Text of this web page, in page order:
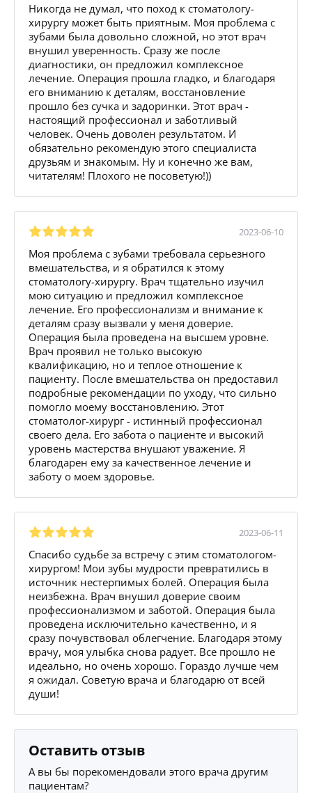
Никогда не думал, что поход к стоматологу-
хирургу может быть приятным. Моя проблема с
зубами была довольно сложной, но этот врач
внушил уверенность. Сразу же после
диагностики, он предложил комплексное
лечение. Операция прошла гладко, и благодаря
его вниманию к деталям, восстановление
прошло без сучка и задоринки. Этот врач -
настоящий профессионал и заботливый
человек. Очень доволен результатом. И
обязательно рекомендую этого специалиста
друзьям и знакомым. Ну и конечно же вам,
читателям! Плохого не посоветую!))
2023-06-10
Моя проблема с зубами требовала серьезного
вмешательства, и я обратился к этому
стоматологу-хирургу. Врач тщательно изучил
мою ситуацию и предложил комплексное
лечение. Его профессионализм и внимание к
деталям сразу вызвали у меня доверие.
Операция была проведена на высшем уровне.
Врач проявил не только высокую
квалификацию, но и теплое отношение к
пациенту. После вмешательства он предоставил
подробные рекомендации по уходу, что сильно
помогло моему восстановлению. Этот
стоматолог-хирург - истинный профессионал
своего дела. Его забота о пациенте и высокий
уровень мастерства внушают уважение. Я
благодарен ему за качественное лечение и
заботу о моем здоровье.
2023-06-11
Спасибо судьбе за встречу с этим стоматологом-
хирургом! Мои зубы мудрости превратились в
источник нестерпимых болей. Операция была
неизбежна. Врач внушил доверие своим
профессионализмом и заботой. Операция была
проведена исключительно качественно, и я
сразу почувствовал облегчение. Благодаря этому
врачу, моя улыбка снова радует. Все прошло не
идеально, но очень хорошо. Гораздо лучше чем
я ожидал. Советую врача и благодарю от всей
души!
Оставить отзыв
А вы бы порекомендовали этого врача другим
пациентам?